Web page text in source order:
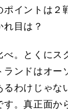
イントは２
目は？
。とくにス
ランドはオー
わけじゃな
す。真正面か